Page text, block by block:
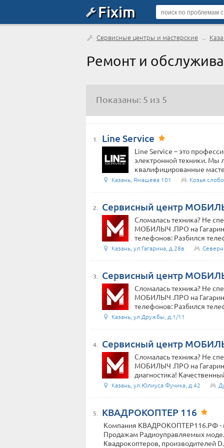
Fixim
Сервисные центры и мастерские →
Ремонт и
Показаны: 5 из 5
1. Line Service
Line Service – это
электронной техники. Мы
квалифицированные
Казань, Ямашева 101 Козья
2. Сервисный центр
Сломалась техника? Не
МОБИЛЫЧ .ПРО на
телефонов: Разбился
Казань, ул.Гагарина, д.28в
3. Сервисный центр
Сломалась техника? Не
МОБИЛЫЧ .ПРО на
телефонов: Разбился
Казань, ул.Дружбы, д.1/11
4. Сервисный центр
Сломалась техника? Не
МОБИЛЫЧ .ПРО на
диагностика!
Казань, ул.Юлиуса Фучика, д.42
5. КВАДРОКОПТЕР 116
Компания КВАДРОКОПТЕР116.РФ -
Продажам Радиоуправляемых
Квадрокоптеров, производителей